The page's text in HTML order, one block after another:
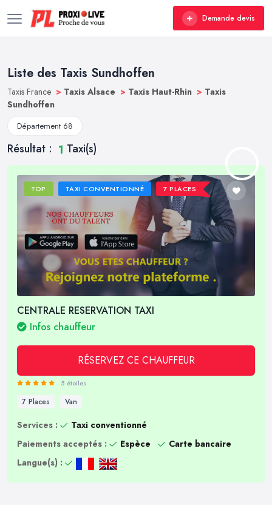
Demande devis
Liste des Taxis Sundhoffen
Taxis France > Taxis Alsace > Taxis Haut-Rhin > Taxis
Sundhoffen
Département 68
Résultat : 1 Taxi(s)
TOP TAXI CONVENTIONNÉ 7 PLACES
CENTRALE RESERVATION TAXI
Infos chauffeur
RÉSERVEZ CE CHAUFFEUR
5 étoiles
7 Places Van
Services :
Taxi conventionné
Paiements acceptés :
Espèce
Carte bancaire
Langue(s) :